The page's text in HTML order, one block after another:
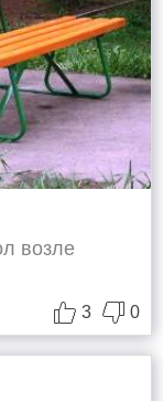
возле
3 0